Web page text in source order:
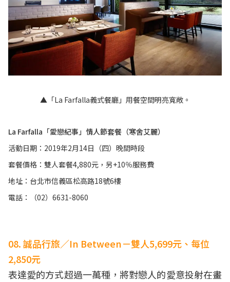
▲「La Farfalla義式餐廳」用餐空間明亮寬敞。
La Farfalla「愛戀紀事」情人節套餐（寒舍艾麗）
活動日期：2019年2月14日（四）晚間時段
套餐價格：雙人套餐4,880元，另+10％服務費
地址：台北市信義區松高路18號6樓
電話：（02）6631-8060
08. 誠品行旅／In Between－雙人5,699元、每位
2,850元
表達愛的方式超過一萬種，將對戀人的愛意投射在畫